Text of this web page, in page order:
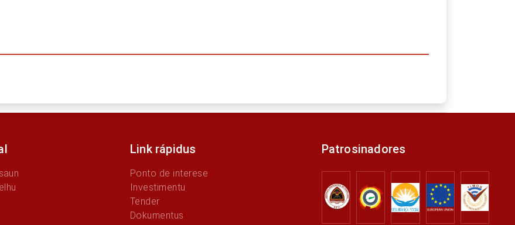
Link rápidus
Ponto de interese
Investimentu
Tender
Dokumentus
Patrosinadores